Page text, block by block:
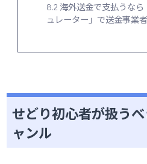
8.2 海外送金で支払うなら
ュレーター」で送金事業
せどり初心者が扱う
ャンル